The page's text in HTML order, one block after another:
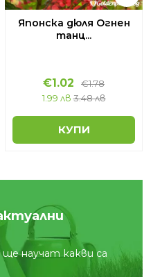
Японска дюля Огнен
танц...
€1.02 €1.78
1.99 лв 3.48 лв
КУПИ
научат какви са